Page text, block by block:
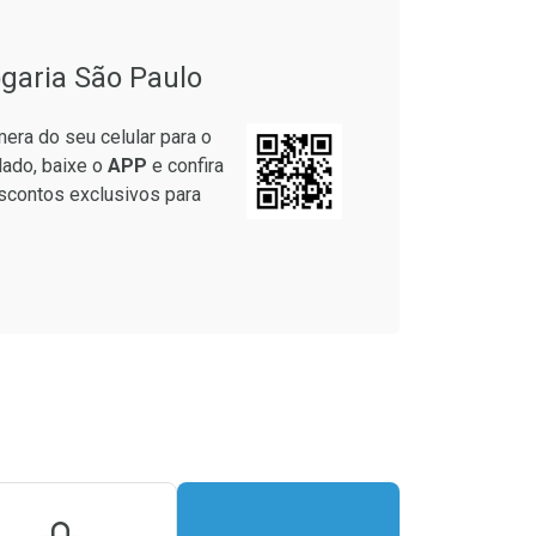
São Paulo
do seu celular para o
baixe o APP e confira
exclusivos para